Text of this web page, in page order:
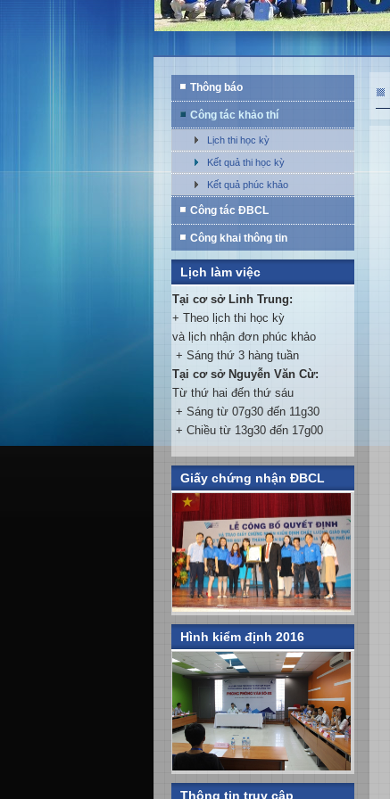
Thông báo
Công tác khảo thí
Lịch thi học kỳ
Kết quả thi học kỳ
Kết quả phúc khảo
Công tác ĐBCL
Công khai thông tin
Lịch làm việc
Tại cơ sở Linh Trung:
+ Theo lịch thi học kỳ
và lịch nhận đơn phúc khảo
+ Sáng thứ 3 hàng tuần
Tại cơ sở Nguyễn Văn Cừ:
Từ thứ hai đến thứ sáu
+ Sáng từ 07g30 đến 11g30
+ Chiều từ 13g30 đến 17g00
Giấy chứng nhận ĐBCL
Hình kiểm định 2016
Thông tin truy cập